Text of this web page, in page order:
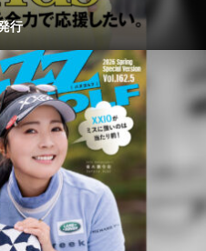
行